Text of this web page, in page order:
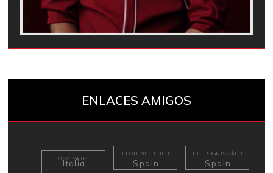
ENLACES AMIGOS
DEV PATEL
Italia
FLORENCE PUGH
Spain
BILL SKARSGÅRD
Spain